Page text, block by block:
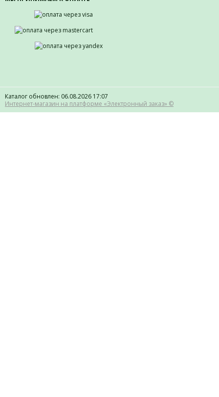
Каталог обновлен: 06.08.2026 17:07
Интернет-магазин на платформе «Электронный заказ» ©